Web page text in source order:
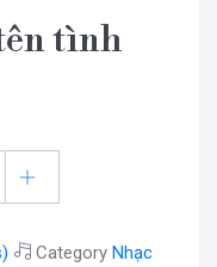
tình
Category Nhạc